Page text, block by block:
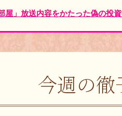
屋」放送内容をかたった偽の投
今週の徹